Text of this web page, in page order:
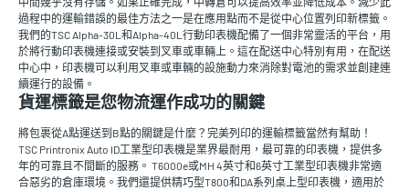
過程中的運輸錯誤的最佳方法之一是在應用點而不是從中心位置列印新標籤。
我們的TSC Alpha-30L和Alpha-40L行動印表機配備了一個非常靈活的平台，用
於將行動印表機連接或安裝到叉車或車輛上。這在配送中心特別有用，在配送
中心中，印表機可以利用叉車或車輛的設施動力來消除對電池的需求並創建連
續運行的設備。
貨運標籤是您物流運作成功的關鍵
將包裹從A點運送到B點的關鍵是什麼？完美列印的運輸標籤當然有幫助！
TSC Printronix Auto ID工業型印表機是業界最耐用，最可靠的印表機，提供多
年的可靠且不間斷的服務。 T6000e或MH 4英寸和6英寸工業型印表機非常適
合惡劣的倉庫環境。我們還提供精巧型T800和DA系列桌上型印表機，適用於